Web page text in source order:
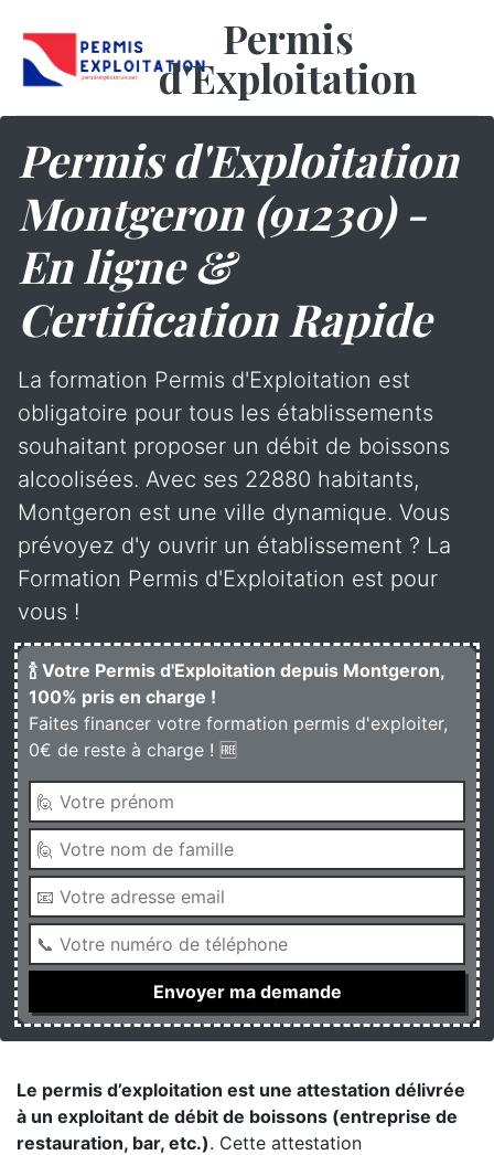
Permis
d'Exploitation
Permis d'Exploitation
Montgeron (91230) -
En ligne &
Certification Rapide
La formation Permis d'Exploitation est
obligatoire pour tous les établissements
souhaitant proposer un débit de boissons
alcoolisées. Avec ses 22880 habitants,
Montgeron est une ville dynamique. Vous
prévoyez d'y ouvrir un établissement ? La
Formation Permis d'Exploitation est pour
vous !
🍾 Votre Permis d'Exploitation depuis Montgeron,
100% pris en charge !
Faites financer votre formation permis d'exploiter,
0€ de reste à charge ! 🆓
Le permis d’exploitation est une attestation délivrée
à un exploitant de débit de boissons (entreprise de
restauration, bar, etc.). Cette attestation